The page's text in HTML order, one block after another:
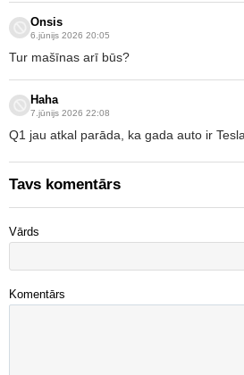
Onsis
6.jūnijs 2026 20:05
Tur mašīnas arī būs?
Haha
7.jūnijs 2026 22:08
Q1 jau atkal parāda, ka gada auto ir
Tavs komentārs
Vārds
Komentārs